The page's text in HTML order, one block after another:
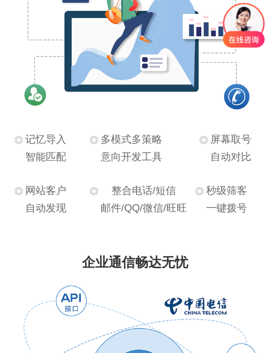
记忆导入
智能匹配
多模式多策略
意向开发工具
屏幕取号
自动对比
网站客户
自动发现
整合电话/短信
邮件/QQ/微信/旺旺
秒级筛客
一键拨号
企业通信畅达无忧